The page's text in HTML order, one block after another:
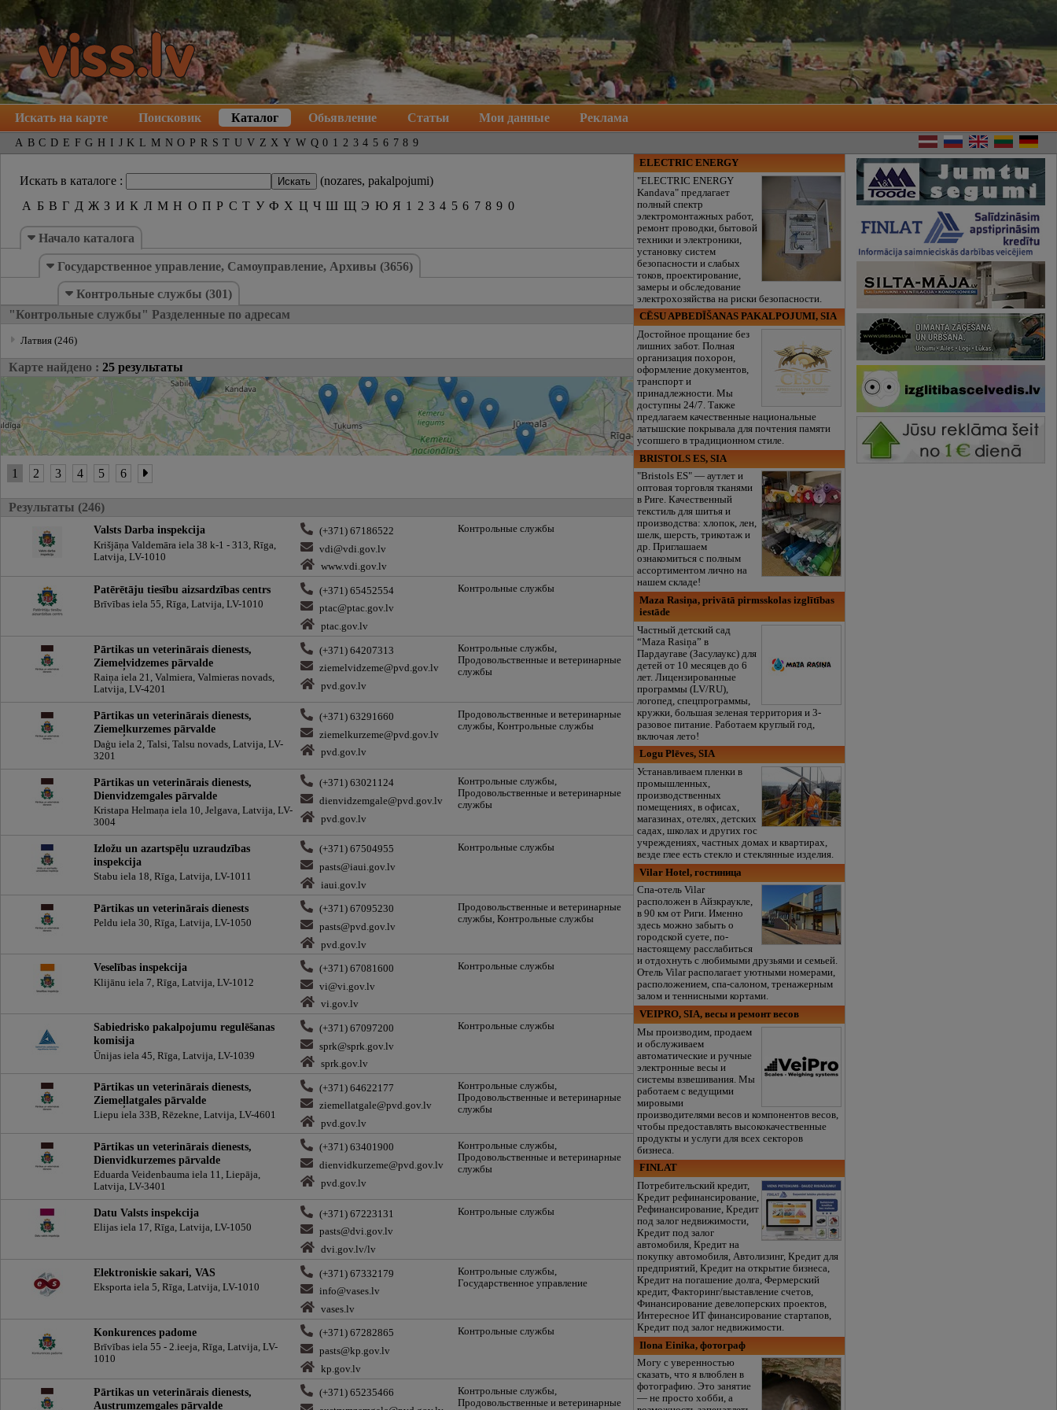
Искать на карте Поисковик Каталог Обьявление Статьи Мои данные Реклама
A B C D E F G H I J K L M N O P R S T U V Z X Y W Q 0 1 2 3 4 5 6 7 8 9
Искать в каталоге :
(nozares, pakalpojumi)
А Б В Г Д Ж З И К Л М Н О П Р С Т У Ф Х Ц Ч Ш Щ Э Ю Я 1 2 3 4 5 6 7 8 9 0
Hачало каталогa
Государственное управление, Самоуправление, Архивы (3656)
Контрольные службы (301)
"Контрольные службы" Разделенные по адресам
Латвия (246)
Карте найдено : 25 результаты
1 2 3 4 5 6
Результаты (246)
Valsts Darba inspekcija
Krišjāņa Valdemāra iela 38 k-1 - 313, Rīga,
Latvija, LV-1010
(+371) 67186522
vdi@vdi.gov.lv
www.vdi.gov.lv
Контрольные службы
Patērētāju tiesību aizsardzības centrs
Brīvības iela 55, Rīga, Latvija, LV-1010
(+371) 65452554
ptac@ptac.gov.lv
ptac.gov.lv
Контрольные службы
Pārtikas un veterinārais dienests,
Ziemeļvidzemes pārvalde
Raiņa iela 21, Valmiera, Valmieras novads,
Latvija, LV-4201
(+371) 64207313
ziemelvidzeme@pvd.gov.lv
pvd.gov.lv
Контрольные службы,
Продовольственные и ветеринарные
службы
Pārtikas un veterinārais dienests,
Ziemeļkurzemes pārvalde
Daģu iela 2, Talsi, Talsu novads, Latvija, LV-
3201
(+371) 63291660
ziemelkurzeme@pvd.gov.lv
pvd.gov.lv
Продовольственные и ветеринарные
службы, Контрольные службы
Pārtikas un veterinārais dienests,
Dienvidzemgales pārvalde
Kristapa Helmaņa iela 10, Jelgava, Latvija, LV-
3004
(+371) 63021124
dienvidzemgale@pvd.gov.lv
pvd.gov.lv
Контрольные службы,
Продовольственные и ветеринарные
службы
Izložu un azartspēļu uzraudzības
inspekcija
Stabu iela 18, Rīga, Latvija, LV-1011
(+371) 67504955
pasts@iaui.gov.lv
iaui.gov.lv
Контрольные службы
Pārtikas un veterinārais dienests
Peldu iela 30, Rīga, Latvija, LV-1050
(+371) 67095230
pasts@pvd.gov.lv
pvd.gov.lv
Продовольственные и ветеринарные
службы, Контрольные службы
Veselības inspekcija
Klijānu iela 7, Rīga, Latvija, LV-1012
(+371) 67081600
vi@vi.gov.lv
vi.gov.lv
Контрольные службы
Sabiedrisko pakalpojumu regulēšanas
komisija
Ūnijas iela 45, Rīga, Latvija, LV-1039
(+371) 67097200
sprk@sprk.gov.lv
sprk.gov.lv
Контрольные службы
Pārtikas un veterinārais dienests,
Ziemeļlatgales pārvalde
Liepu iela 33B, Rēzekne, Latvija, LV-4601
(+371) 64622177
ziemellatgale@pvd.gov.lv
pvd.gov.lv
Контрольные службы,
Продовольственные и ветеринарные
службы
Pārtikas un veterinārais dienests,
Dienvidkurzemes pārvalde
Eduarda Veidenbauma iela 11, Liepāja,
Latvija, LV-3401
(+371) 63401900
dienvidkurzeme@pvd.gov.lv
pvd.gov.lv
Контрольные службы,
Продовольственные и ветеринарные
службы
Datu Valsts inspekcija
Elijas iela 17, Rīga, Latvija, LV-1050
(+371) 67223131
pasts@dvi.gov.lv
dvi.gov.lv/lv
Контрольные службы
Elektroniskie sakari, VAS
Eksporta iela 5, Rīga, Latvija, LV-1010
(+371) 67332179
info@vases.lv
vases.lv
Контрольные службы,
Государственное управление
Konkurences padome
Brīvības iela 55 - 2.ieeja, Rīga, Latvija, LV-
1010
(+371) 67282865
pasts@kp.gov.lv
kp.gov.lv
Контрольные службы
Pārtikas un veterinārais dienests,
Austrumzemgales pārvalde
(+371) 65235466
Контрольные службы,
Продовольственные и ветеринарные
ELECTRIC ENERGY
"ELECTRIC ENERGY
Kandava" предлагает
полный спектр
электромонтажных работ,
ремонт проводки, бытовой
техники и электроники,
установку систем
безопасности и слабых
токов, проектирование,
замеры и обследование
электрохозяйства на риски безопасности.
CĒSU APBEDĪŠANAS PAKALPOJUMI, SIA
Достойное прощание без
лишних забот. Полная
организация похорон,
оформление документов,
транспорт и
принадлежности. Мы
доступны 24/7. Также
предлагаем качественные национальные
латышские покрывала для почтения памяти
усопшего в традиционном стиле.
BRISTOLS ES, SIA
"Bristols ES" — аутлет и
оптовая торговля тканями
в Риге. Качественный
текстиль для шитья и
производства: хлопок, лен,
шелк, шерсть, трикотаж и
др. Приглашаем
ознакомиться с полным
ассортиментом лично на
нашем складе!
Maza Rasiņa, privātā pirmsskolas izglītības
iestāde
Частный детский сад
“Maza Rasiņa” в
Пардаугаве (Засулаукс) для
детей от 10 месяцев до 6
лет. Лицензированные
программы (LV/RU),
логопед, спецпрограммы,
кружки, большая зеленая территория и 3-
разовое питание. Работаем круглый год,
включая лето!
Logu Plēves, SIA
Устанавливаем пленки в
промышленных,
производственных
помещениях, в офисах,
магазинах, отелях, детских
садах, школах и других гос
учреждениях, частных домах и квартирах,
везде глее есть стекло и стеклянные изделия.
Vilar Hotel, гостиница
Спа-отель Vilar
расположен в Айзкраукле,
в 90 км от Риги. Именно
здесь можно забыть о
городской суете, по-
настоящему расслабиться
и отдохнуть с любимыми друзьями и семьей.
Отель Vilar располагает уютными номерами,
расположением, спа-салоном, тренажерным
залом и теннисными кортами.
VEIPRO, SIA, весы и ремонт весов
Мы производим, продаем
и обслуживаем
автоматические и ручные
электронные весы и
системы взвешивания. Мы
работаем с ведущими
мировыми
производителями весов и компонентов весов,
чтобы предоставлять высококачественные
продукты и услуги для всех секторов
бизнеса.
FINLAT
Потребительский кредит,
Кредит рефинансирование,
Рефинансирование, Кредит
под залог недвижимости,
Кредит под залог
автомобиля, Кредит на
покупку автомобиля, Автолизинг, Кредит для
предприятий, Кредит на открытие бизнеса,
Кредит на погашение долга, Фермерский
кредит, Факторинг/выставление счетов,
Финансирование девелоперских проектов,
Интересное ИТ финансирование стартапов,
Кредит под залог недвижимости.
Ilona Einika, фотограф
Могу с уверенностью
сказать, что я влюблен в
фотографию. Это занятие
— не просто хобби, а